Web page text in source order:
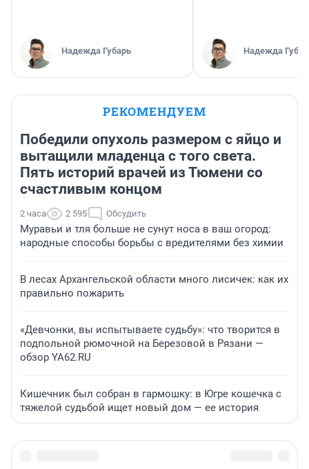
Надежда Губарь Надежда
РЕКОМЕНДУЕМ
Победили опухоль размером с яйцо и
вытащили младенца с того света.
Пять историй врачей из Тюмени со
счастливым концом
2 часа 2 595 Обсудить
Муравьи и тля больше не сунут носа в ваш огород:
народные способы борьбы с вредителями без химии
В лесах Архангельской области много лисичек: как их
правильно пожарить
«Девчонки, вы испытываете судьбу»: что творится в
подпольной рюмочной на Березовой в Рязани —
обзор YA62.RU
Кишечник был собран в гармошку: в Югре кошечка с
тяжелой судьбой ищет новый дом — ее история